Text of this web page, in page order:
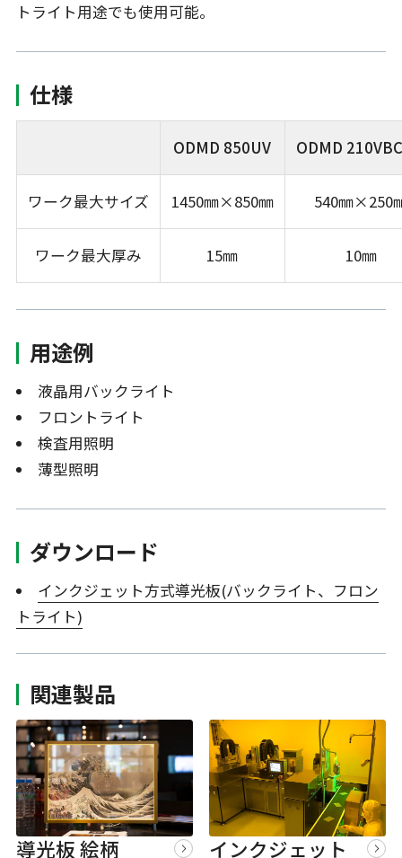
トライト用途でも使用可能。
仕様
ODMD 850UV ODMD
ワーク最大サイズ 1450㎜×850㎜ 540㎜×250
ワーク最大厚み 15㎜ 10㎜
用途例
液晶用バックライト
フロントライト
検査用照明
薄型照明
ダウンロード
インクジェット方式導光板(バックライト、フロン
トライト)
関連製品
導光板 絵柄 インクジェット